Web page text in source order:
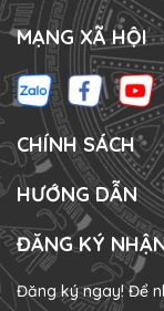
MẠNG XÃ HỘI
CHÍNH SÁCH
HƯỚNG DẪN
ĐĂNG KÝ
Đăng ký ngay! Để